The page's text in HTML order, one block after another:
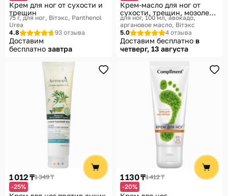
Крем для ног от сухости и
трещин
75 г, для ног Вiтэкс, Panthenol
Urea
4.8
93 отзыва
Доставим
бесплатно завтра
Крем-масло для ног от
сухости, трещин, мозолей
и натоптышей «Авокадо и
аргана»
для ног, 100 мл, авокадо,
аргановое масло Вiтэкс
5.0
4 отзыва
Доставим бесплатно в
четверг, 13 августа
1 012 ₸1 349 ₸
-25%
1 130 ₸1 412 ₸
-20%